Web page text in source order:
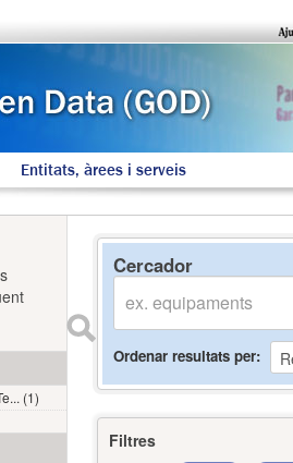
Entitats, àrees i serveis
Cercador
Ordenar resultats per
Filtres
(1)